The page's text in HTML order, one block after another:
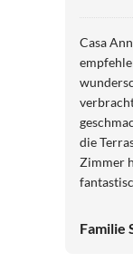
Casa
die
Zimmer
einen
Familie